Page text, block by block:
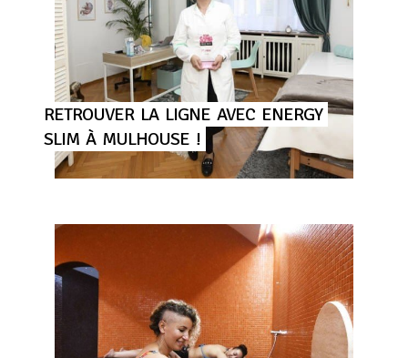
RETROUVER LA LIGNE AVEC ENERGY
SLIM À MULHOUSE !